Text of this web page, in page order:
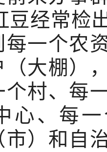
豆经常检
每一个农
（大棚）
个村、每
心、每
市）和自